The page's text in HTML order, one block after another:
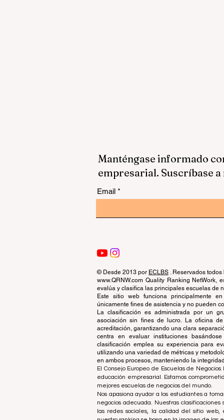
Manténgase informado
empresarial. Suscríbase
Email
© Desde 2013 por ECLBS . Reservados
www.QRNW.com Quality Ranking
evalúa y clasifica las principales escuelas de
Este sitio web funciona principalmente
únicamente fines de asistencia y no pueden
La clasificación es administrada por un
asociación sin fines de lucro. La oficina
acreditación, garantizando una clara
centra en evaluar instituciones
clasificación emplea su experiencia para
utilizando una variedad de métricas y
en ambos procesos, manteniendo la
El Consejo Europeo de Escuelas de
educación empresarial. Estamos
mejores escuelas de negocios del mundo.
Nos apasiona ayudar a los estudiantes a
negocios adecuada. Nuestras
las redes sociales, la calidad del sitio